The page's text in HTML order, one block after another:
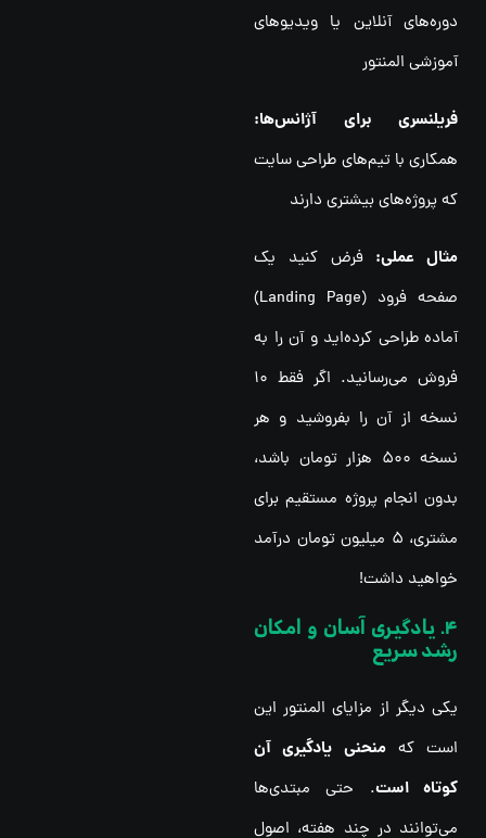
دوره‌های آنلاین یا ویدیوهای
آموزشی المنتور
فریلنسری برای آژانس‌ها:
همکاری با تیم‌های طراحی سایت
که پروژه‌های بیشتری دارند
مثال عملی: فرض کنید یک
صفحه فرود (Landing Page)
آماده طراحی کرده‌اید و آن را به
فروش می‌رسانید. اگر فقط ۱۰
نسخه از آن را بفروشید و هر
نسخه ۵۰۰ هزار تومان باشد،
بدون انجام پروژه مستقیم برای
مشتری، ۵ میلیون تومان درآمد
خواهید داشت!
4. یادگیری آسان و امکان
رشد سریع
یکی دیگر از مزایای المنتور این
است کهمنحنی یادگیری آن
کوتاه است. حتی مبتدی‌ها
می‌توانند در چند هفته، اصول